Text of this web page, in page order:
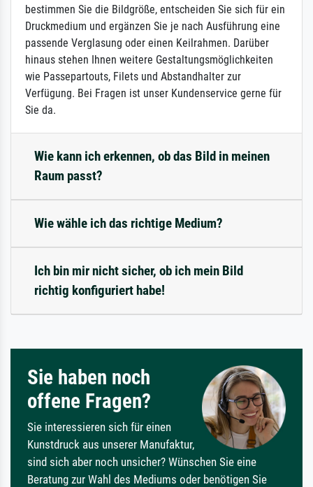
bestimmen Sie die Bildgröße, entscheiden Sie sich für ein
Druckmedium und ergänzen Sie je nach Ausführung eine
passende Verglasung oder einen Keilrahmen. Darüber
hinaus stehen Ihnen weitere Gestaltungsmöglichkeiten
wie Passepartouts, Filets und Abstandhalter zur
Verfügung. Bei Fragen ist unser Kundenservice gerne für
Sie da.
Wie kann ich erkennen, ob das Bild in meinen
Raum passt?
Wie wähle ich das richtige Medium?
Ich bin mir nicht sicher, ob ich mein Bild
richtig konfiguriert habe!
Sie haben noch
offene Fragen?
Sie interessieren sich für einen
Kunstdruck aus unserer Manufaktur,
sind sich aber noch unsicher? Wünschen Sie eine
Beratung zur Wahl des Mediums oder benötigen Sie